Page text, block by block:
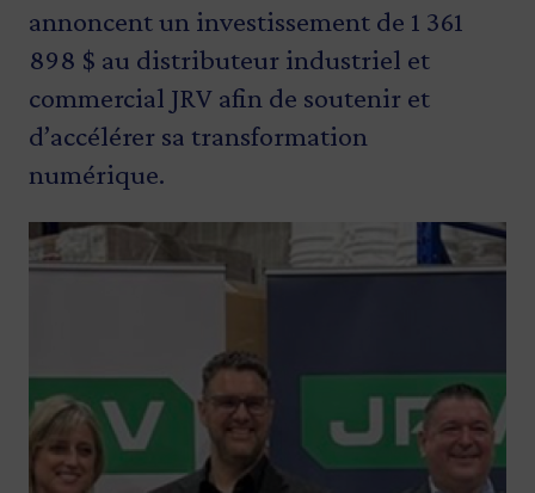
annoncent un investissement de 1 361
898 $ au distributeur industriel et
commercial JRV afin de soutenir et
d’accélérer sa transformation
numérique.
Image